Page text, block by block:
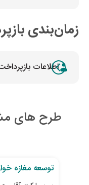
زمان‌بندی
اطلاعات
طرح های
توسعه مغازه